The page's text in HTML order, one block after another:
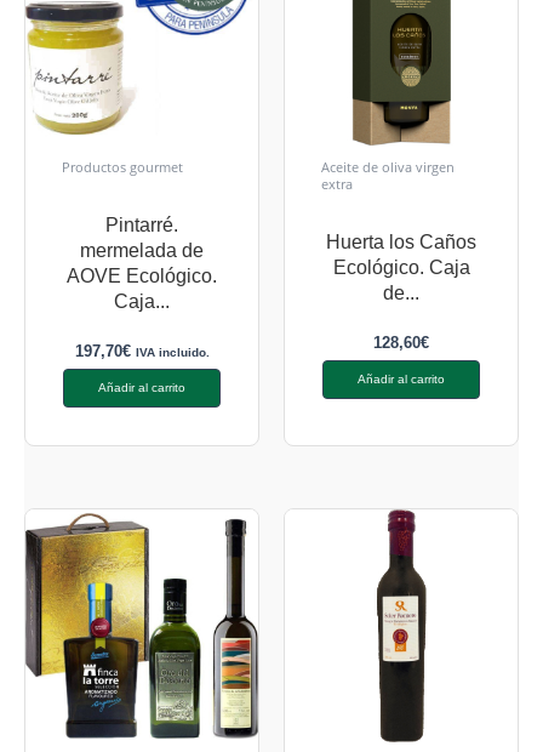
Productos gourmet
Pintarré.
mermelada de
AOVE Ecológico.
Caja...
197,70€ IVA incluido.
Añadir al carrito
Aceite de oliva virgen
extra
Huerta los Caños
Ecológico. Caja
de...
128,60€
Añadir al carrito